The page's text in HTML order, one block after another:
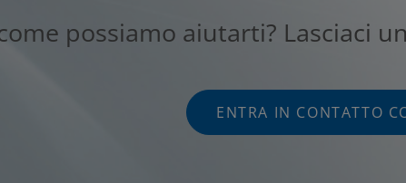
possiamo aiutarti? Lasciaci
ENTRA IN CONTATTO